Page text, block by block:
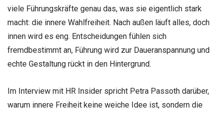
viele Führungskräfte genau das, was sie eigentlich stark
macht: die innere Wahlfreiheit. Nach außen läuft alles, doch
innen wird es eng. Entscheidungen fühlen sich
fremdbestimmt an, Führung wird zur Daueranspannung und
echte Gestaltung rückt in den Hintergrund.
Im Interview mit HR Insider spricht Petra Passoth darüber,
warum innere Freiheit keine weiche Idee ist, sondern die